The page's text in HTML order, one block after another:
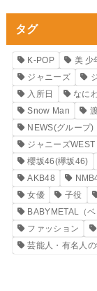
タグ
K-POP 美 少
ジャニーズ
入所日
なに
Snow Man
NEWS(グループ)
ジャニーズWEST
櫻坂46(欅坂46)
AKB48
女優
子役
BABYMETAL（ベ
ファッション
芸能人・有名人